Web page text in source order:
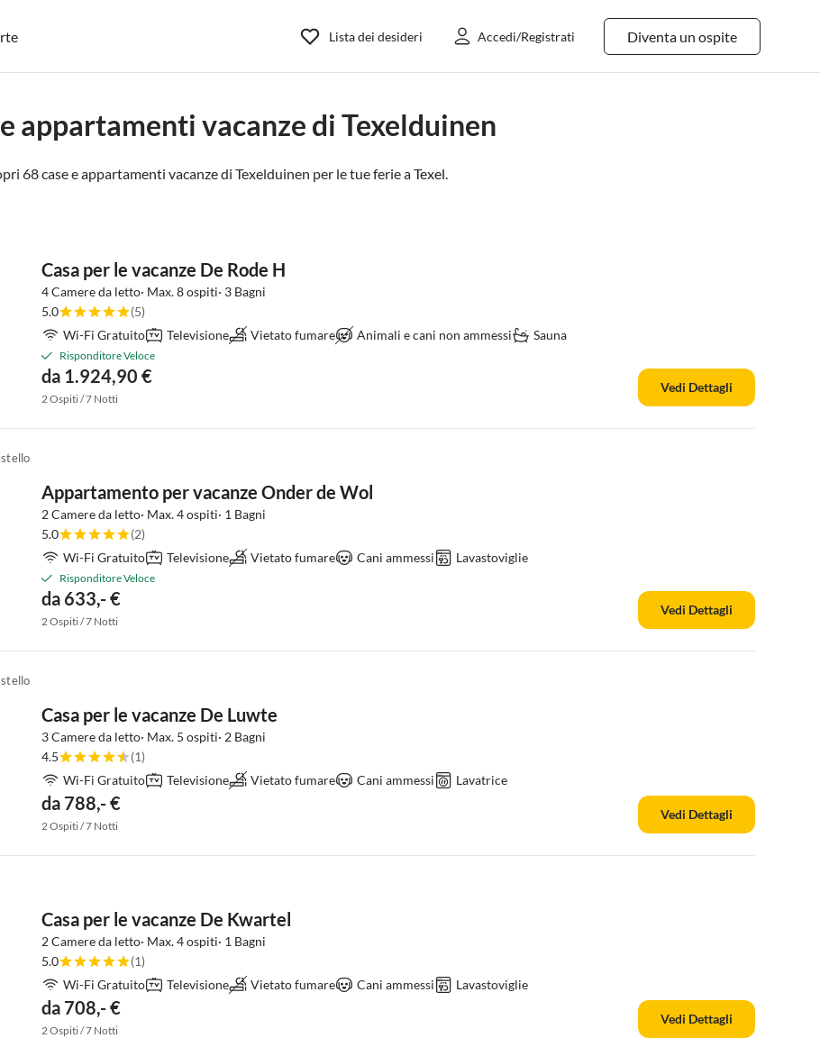
Diventa un ospite
Lista dei desideri Accedi/Registrati
appartamenti vacanze di Texelduinen
68 case e appartamenti vacanze di Texelduinen per le tue ferie aTexel.
Casa per le vacanze De Rode H
4 Camere da letto· Max. 8 ospiti· 3 Bagni
5.0
(5)
Wi-Fi Gratuito
Televisione Vietato fumare Animali e cani non ammessi Sauna
Risponditore Veloce
da 1.924,90 €
2 Ospiti / 7 Notti
Vedi Dettagli
Appartamento per vacanze Onder de Wol
2 Camere da letto· Max. 4 ospiti· 1 Bagni
5.0
(2)
Wi-Fi Gratuito
Televisione Vietato fumare Cani ammessi Lavastoviglie
Risponditore Veloce
da 633,- €
2 Ospiti / 7 Notti
Vedi Dettagli
Casa per le vacanze De Luwte
3 Camere da letto· Max. 5 ospiti· 2 Bagni
4.5
(1)
Wi-Fi Gratuito
Televisione Vietato fumare Cani ammessi Lavatrice
da 788,- €
2 Ospiti / 7 Notti
Vedi Dettagli
Casa per le vacanze De Kwartel
2 Camere da letto· Max. 4 ospiti· 1 Bagni
5.0
(1)
Wi-Fi Gratuito
Televisione Vietato fumare Cani ammessi Lavastoviglie
da 708,- €
2 Ospiti / 7 Notti
Vedi Dettagli